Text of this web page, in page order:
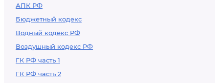
АПК РФ
Бюджетный кодекс
Водный кодекс РФ
Воздушный кодекс РФ
ГК РФ часть 1
ГК РФ часть 2